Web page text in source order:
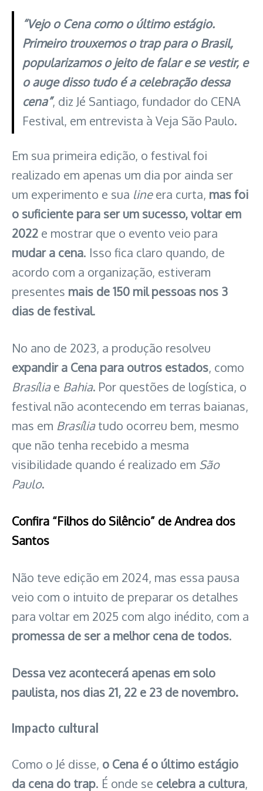
“Vejo o Cena como o último estágio.
Primeiro trouxemos o trap para o Brasil,
popularizamos o jeito de falar e se vestir, e
o auge disso tudo é a celebração dessa
cena”, diz Jé Santiago, fundador do CENA
Festival, em entrevista à Veja São Paulo.
Em sua primeira edição, o festival foi
realizado em apenas um dia por ainda ser
um experimento e sua lineera curta, mas foi
o suficiente para ser um sucesso, voltar em
2022 e mostrar que o evento veio para
mudar a cena. Isso fica claro quando, de
acordo com a organização, estiveram
presentes mais de 150 mil pessoas nos 3
dias de festival.
No ano de 2023, a produção resolveu
expandir a Cena para outros estados, como
Brasíliae Bahia. Por questões de logística, o
festival não acontecendo em terras baianas,
mas em Brasíliatudo ocorreu bem, mesmo
que não tenha recebido a mesma
visibilidade quando é realizado em São
Paulo.
Confira “Filhos do Silêncio” de Andrea dos
Santos
Não teve edição em 2024, mas essa pausa
veio com o intuito de preparar os detalhes
para voltar em 2025 com algo inédito, com a
promessa de ser a melhor cena de todos.
Dessa vez acontecerá apenas em solo
paulista, nos dias 21, 22 e 23 de novembro.
Impacto cultural
Como o Jé disse, o Cena é o último estágio
da cena do trap. É onde se celebra a cultura,